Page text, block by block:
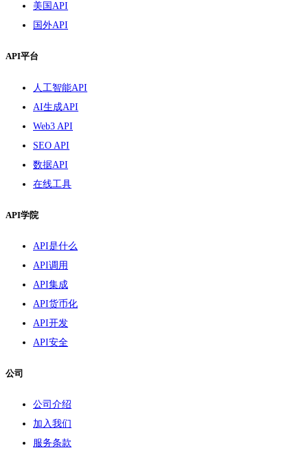
美国API
国外API
API平台
人工智能API
AI生成API
Web3 API
SEO API
数据API
在线工具
API学院
API是什么
API调用
API集成
API货币化
API开发
API安全
公司
公司介绍
加入我们
服务条款